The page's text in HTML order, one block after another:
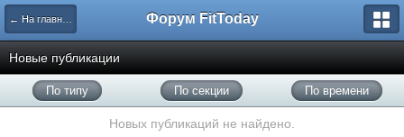
← На главную Форум FitToday
Новые публикации
По типу По секции По времени
Новых публикаций не найдено.